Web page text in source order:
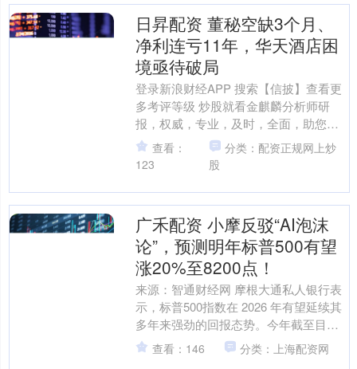
日昇配资 董秘空缺3个月、
净利连亏11年，华天酒店困
境亟待破局
登录新浪财经APP 搜索【信披】查看更
多考评等级 炒股就看金麒麟分析师研
报，权威，专业，及时，全面，助您挖
掘潜力主题机会！ 公司快评 | 董秘空缺3
个月、净利连....
查看：
123
分类：配资正规网上炒
股
广禾配资 小摩反驳“AI泡沫
论”，预测明年标普500有望
涨20%至8200点！
来源：智通财经网 摩根大通私人银行表
示，标普500指数在 2026 年有望延续其
多年来强劲的回报态势。今年截至目
前，该指数已上涨 16%，而在前两年的
涨幅至少为....
查看：146 分类：上海配资网